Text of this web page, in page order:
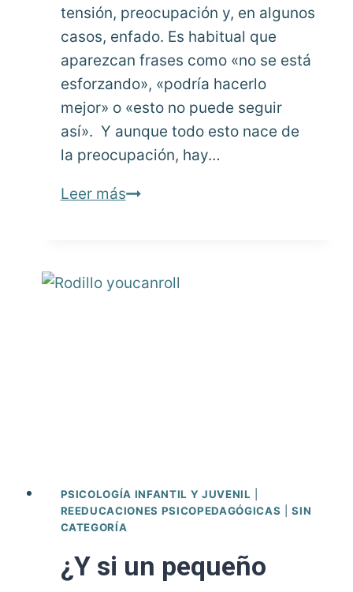
tensión, preocupación y, en algunos
casos, enfado. Es habitual que
aparezcan frases como «no se está
esforzando», «podría hacerlo
mejor» o «esto no puede seguir
así». Y aunque todo esto nace de
la preocupación, hay…
Leer másCuando
Cómo
PSICOLOGÍA INFANTIL Y JUVENIL
REEDUCACIONES PSICOPEDAGÓGICAS |SIN
CATEGORÍA
¿Y si un pequeño